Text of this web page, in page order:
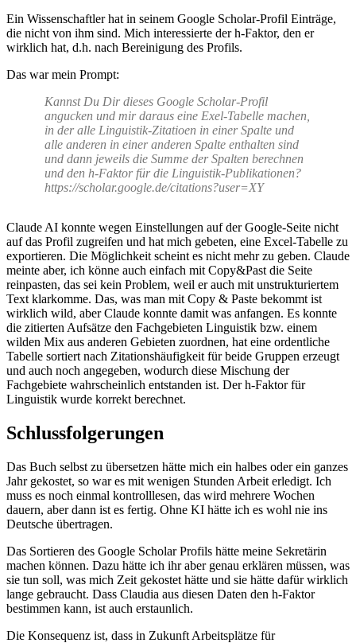
Ein Wissenschaftler hat in seinem Google Scholar-Profil Einträge,
die nicht von ihm sind. Mich interessierte der h-Faktor, den er
wirklich hat, d.h. nach Bereinigung des Profils.
Das war mein Prompt:
Kannst Du Dir dieses Google Scholar-Profil
angucken und mir daraus eine Exel-Tabelle machen,
in der alle Linguistik-Zitatioen in einer Spalte und
alle anderen in einer anderen Spalte enthalten sind
und dann jeweils die Summe der Spalten berechnen
und den h-Faktor für die Linguistik-Publikationen?
https://scholar.google.de/citations?user=XY
Claude AI konnte wegen Einstellungen auf der Google-Seite nicht
auf das Profil zugreifen und hat mich gebeten, eine Excel-Tabelle zu
exportieren. Die Möglichkeit scheint es nicht mehr zu geben. Claude
meinte aber, ich könne auch einfach mit Copy&Past die Seite
reinpasten, das sei kein Problem, weil er auch mit unstrukturiertem
Text klarkomme. Das, was man mit Copy & Paste bekommt ist
wirklich wild, aber Claude konnte damit was anfangen. Es konnte
die zitierten Aufsätze den Fachgebieten Linguistik bzw. einem
wilden Mix aus anderen Gebieten zuordnen, hat eine ordentliche
Tabelle sortiert nach Zitationshäufigkeit für beide Gruppen erzeugt
und auch noch angegeben, wodurch diese Mischung der
Fachgebiete wahrscheinlich entstanden ist. Der h-Faktor für
Linguistik wurde korrekt berechnet.
Schlussfolgerungen
Das Buch selbst zu übersetzen hätte mich ein halbes oder ein ganzes
Jahr gekostet, so war es mit wenigen Stunden Arbeit erledigt. Ich
muss es noch einmal kontrolllesen, das wird mehrere Wochen
dauern, aber dann ist es fertig. Ohne KI hätte ich es wohl nie ins
Deutsche übertragen.
Das Sortieren des Google Scholar Profils hätte meine Sekretärin
machen können. Dazu hätte ich ihr aber genau erklären müssen, was
sie tun soll, was mich Zeit gekostet hätte und sie hätte dafür wirklich
lange gebraucht. Dass Claudia aus diesen Daten den h-Faktor
bestimmen kann, ist auch erstaunlich.
Die Konsequenz ist, dass in Zukunft Arbeitsplätze für